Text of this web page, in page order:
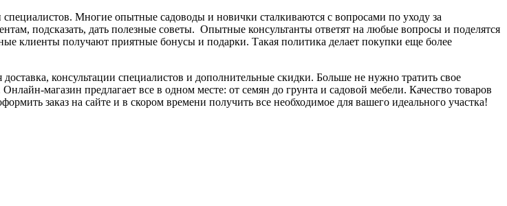
Многие опытные садоводы и новички сталкиваются с вопросами по уходу за
подсказать, дать полезные советы. Опытные консультанты ответят на любые вопросы и поделятся
клиенты получают приятные бонусы и подарки. Такая политика делает покупки еще более
консультации специалистов и дополнительные скидки. Больше не нужно тратить свое
магазин предлагает все в одном месте: от семян до грунта и садовой мебели. Качество товаров
заказ на сайте и в скором времени получить все необходимое для вашего идеального участка!